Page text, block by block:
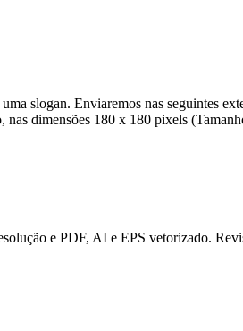
slogan. Enviaremos nas seguintes
dimensões 180 x 180 pixels
e PDF, AI e EPS vetorizado.